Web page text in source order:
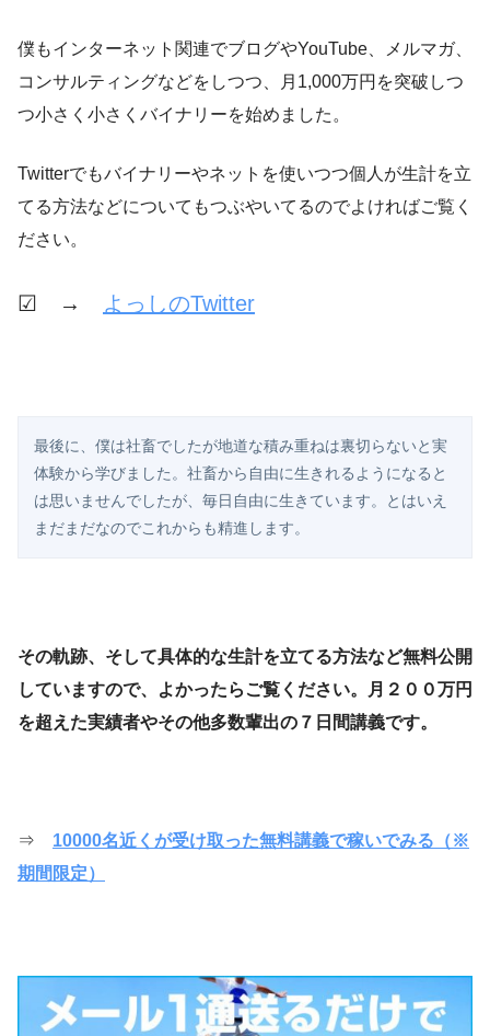
僕もインターネット関連でブログやYouTube、メルマガ、
コンサルティングなどをしつつ、月1,000万円を突破しつ
つ小さく小さくバイナリーを始めました。
Twitterでもバイナリーやネットを使いつつ個人が生計を立
てる方法などについてもつぶやいてるのでよければご覧く
ださい。
☑ → よっしのTwitter
最後に、僕は社畜でしたが地道な積み重ねは裏切らないと実
体験から学びました。社畜から自由に生きれるようになると
は思いませんでしたが、毎日自由に生きています。とはいえ
まだまだなのでこれからも精進します。
その軌跡、そして具体的な生計を立てる方法など無料公開
していますので、よかったらご覧ください。月２００万円
を超えた実績者やその他多数輩出の７日間講義です。
⇒ 10000名近くが受け取った無料講義で稼いでみる（※
期間限定）